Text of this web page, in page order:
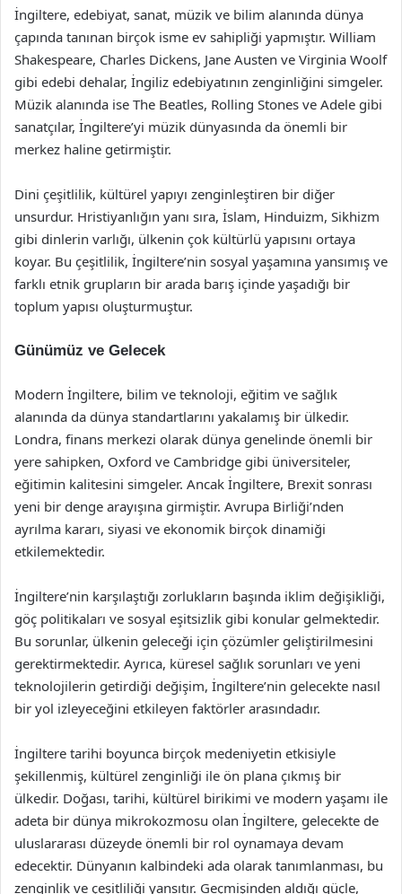
İngiltere, edebiyat, sanat, müzik ve bilim alanında dünya
çapında tanınan birçok isme ev sahipliği yapmıştır. William
Shakespeare, Charles Dickens, Jane Austen ve Virginia Woolf
gibi edebi dehalar, İngiliz edebiyatının zenginliğini simgeler.
Müzik alanında ise The Beatles, Rolling Stones ve Adele gibi
sanatçılar, İngiltere’yi müzik dünyasında da önemli bir
merkez haline getirmiştir.
Dini çeşitlilik, kültürel yapıyı zenginleştiren bir diğer
unsurdur. Hristiyanlığın yanı sıra, İslam, Hinduizm, Sikhizm
gibi dinlerin varlığı, ülkenin çok kültürlü yapısını ortaya
koyar. Bu çeşitlilik, İngiltere’nin sosyal yaşamına yansımış ve
farklı etnik grupların bir arada barış içinde yaşadığı bir
toplum yapısı oluşturmuştur.
Günümüz ve Gelecek
Modern İngiltere, bilim ve teknoloji, eğitim ve sağlık
alanında da dünya standartlarını yakalamış bir ülkedir.
Londra, finans merkezi olarak dünya genelinde önemli bir
yere sahipken, Oxford ve Cambridge gibi üniversiteler,
eğitimin kalitesini simgeler. Ancak İngiltere, Brexit sonrası
yeni bir denge arayışına girmiştir. Avrupa Birliği’nden
ayrılma kararı, siyasi ve ekonomik birçok dinamiği
etkilemektedir.
İngiltere’nin karşılaştığı zorlukların başında iklim değişikliği,
göç politikaları ve sosyal eşitsizlik gibi konular gelmektedir.
Bu sorunlar, ülkenin geleceği için çözümler geliştirilmesini
gerektirmektedir. Ayrıca, küresel sağlık sorunları ve yeni
teknolojilerin getirdiği değişim, İngiltere’nin gelecekte nasıl
bir yol izleyeceğini etkileyen faktörler arasındadır.
İngiltere tarihi boyunca birçok medeniyetin etkisiyle
şekillenmiş, kültürel zenginliği ile ön plana çıkmış bir
ülkedir. Doğası, tarihi, kültürel birikimi ve modern yaşamı ile
adeta bir dünya mikrokozmosu olan İngiltere, gelecekte de
uluslararası düzeyde önemli bir rol oynamaya devam
edecektir. Dünyanın kalbindeki ada olarak tanımlanması, bu
zenginlik ve çeşitliliği yansıtır. Geçmişinden aldığı güçle,